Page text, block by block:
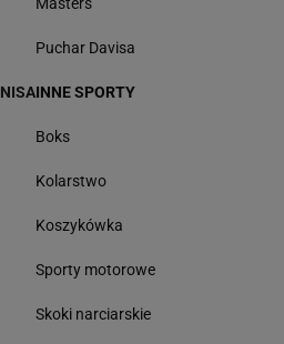
Masters
Puchar Davisa
INNE SPORTY
Boks
Kolarstwo
Koszykówka
Sporty motorowe
Skoki narciarskie